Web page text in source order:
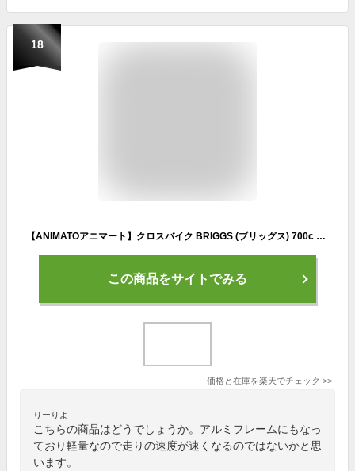
18
【ANIMATOアニマート】クロスバイク BRIGGS (ブリッグス) 700c 自転車 軽量 アルミフレーム 通勤 おしゃれ
この商品をサイトでみる
価格と在庫を楽天でチェック >>
りーりよ
こちらの商品はどうでしょうか。アルミフレームにもなっ
ており軽量なので走りの速度が速くなるのではないかと思
います。